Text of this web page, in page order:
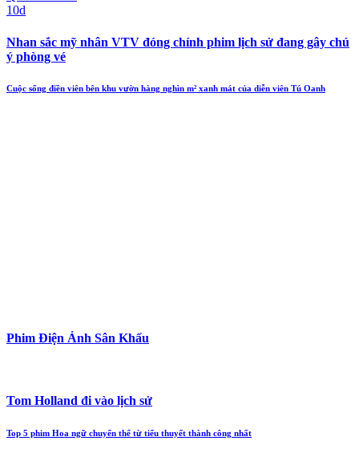
10d
Nhan sắc mỹ nhân VTV đóng chính phim lịch sử đang gây chú
ý phòng vé
Cuộc sống điền viên bên khu vườn hàng nghìn m² xanh mát của diễn viên Tú Oanh
Phim Điện Ảnh Sân Khấu
Tom Holland đi vào lịch sử
Top 5 phim Hoa ngữ chuyển thể từ tiểu thuyết thành công nhất